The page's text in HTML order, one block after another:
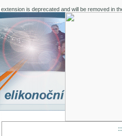
is deprecated and will be removed in